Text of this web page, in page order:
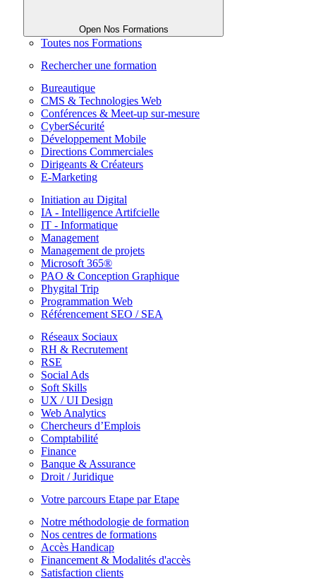
Open Nos Formations
Toutes nos Formations
Rechercher une formation
Bureautique
CMS & Technologies Web
Conférences & Meet-up sur-mesure
CyberSécurité
Développement Mobile
Directions Commerciales
Dirigeants & Créateurs
E-Marketing
Initiation au Digital
IA - Intelligence Artifcielle
IT - Informatique
Management
Management de projets
Microsoft 365®
PAO & Conception Graphique
Phygital Trip
Programmation Web
Référencement SEO / SEA
Réseaux Sociaux
RH & Recrutement
RSE
Social Ads
Soft Skills
UX / UI Design
Web Analytics
Chercheurs d’Emplois
Comptabilité
Finance
Banque & Assurance
Droit / Juridique
Votre parcours Etape par Etape
Notre méthodologie de formation
Nos centres de formations
Accès Handicap
Financement & Modalités d'accès
Satisfaction clients